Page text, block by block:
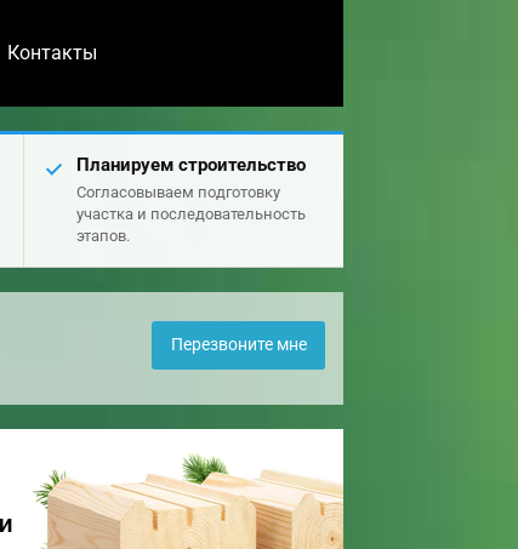
Контакты
Планируем строительство
Согласовываем подготовку
участка и последовательность
этапов.
Перезвоните мне